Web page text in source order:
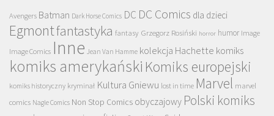
Avengers Batman Dark Horse Comics DC DC Comics dla dzieci
Egmontfantastyka fantasy Grzegorz Rosiński horror humor Image
Image Comics Inne Jean Van Hamme kolekcja Hachette komiks
komiks amerykański Komiks europejski
komiks historyczny kryminał Kultura Gniewu lost in time Marvel marvel
comics Nagle Comics Non Stop Comics obyczajowy Polski komiks